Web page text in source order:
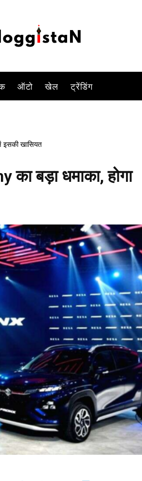
ऑटो खेल ट्रेंडिंग
इसकी खासियत
बड़ा धमाका, होगा